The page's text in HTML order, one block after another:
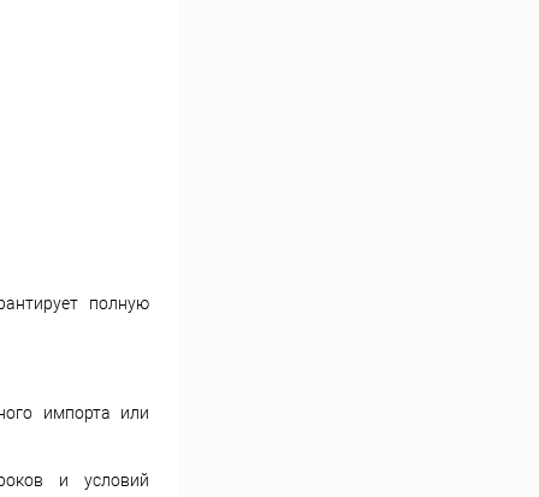
полную
импорта или
и условий